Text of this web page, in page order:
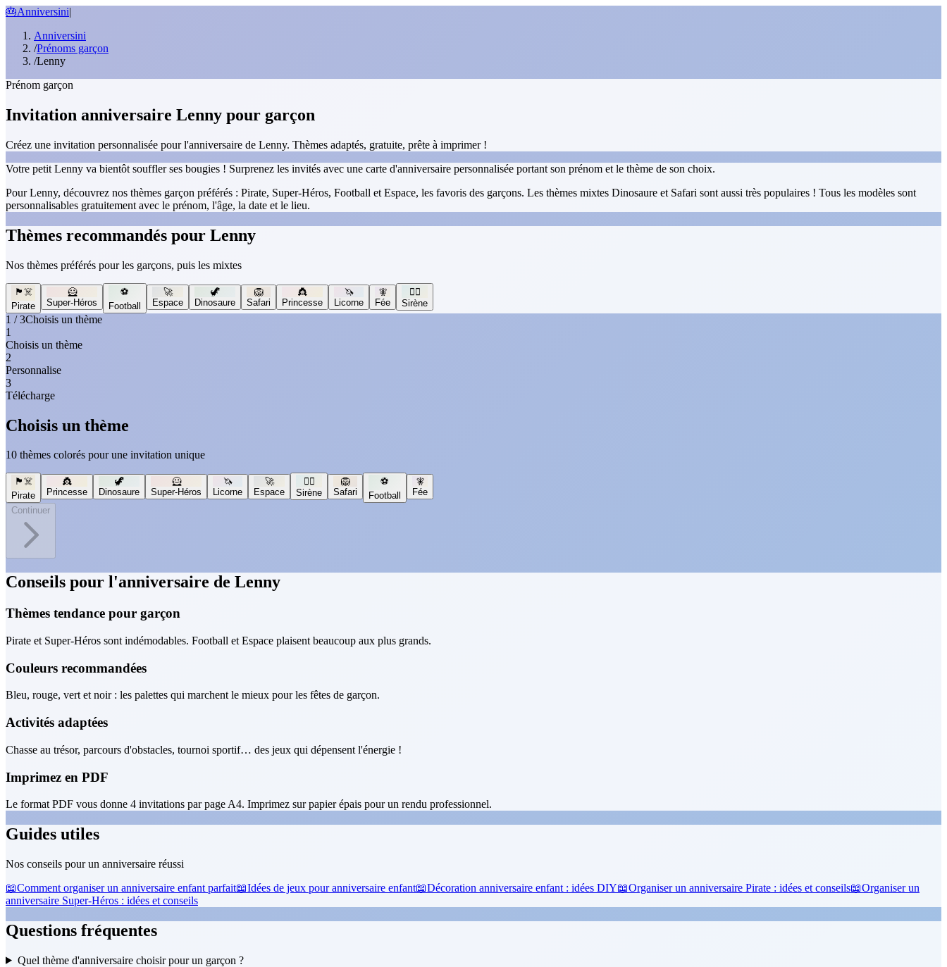
🎂Anniversini|
Anniversini
/Prénoms garçon
/Lenny
Prénom garçon
Invitation anniversaire Lenny pour garçon
Créez une invitation personnalisée pour l'anniversaire de Lenny. Thèmes adaptés, gratuite, prête à imprimer !
Votre petit Lenny va bientôt souffler ses bougies ! Surprenez les invités avec une carte d'anniversaire personnalisée portant son prénom et le thème de son choix.
Pour Lenny, découvrez nos thèmes garçon préférés : Pirate, Super-Héros, Football et Espace, les favoris des garçons. Les thèmes mixtes Dinosaure et Safari sont aussi très populaires ! Tous les modèles sont
personnalisables gratuitement avec le prénom, l'âge, la date et le lieu.
Thèmes recommandés pour Lenny
Nos thèmes préférés pour les garçons, puis les mixtes
🏴‍☠️
Pirate
🦸
Super-Héros
⚽
Football
🚀
Espace
🦖
Dinosaure
🦁
Safari
👸
Princesse
🦄
Licorne
🧚
Fée
🧜‍♀️
Sirène
1 / 3Choisis un thème
1
Choisis un thème
2
Personnalise
3
Télécharge
Choisis un thème
10 thèmes colorés pour une invitation unique
🏴‍☠️
Pirate
👸
Princesse
🦖
Dinosaure
🦸
Super-Héros
🦄
Licorne
🚀
Espace
🧜‍♀️
Sirène
🦁
Safari
⚽
Football
🧚
Fée
Continuer
Conseils pour l'anniversaire de Lenny
Thèmes tendance pour garçon
Pirate et Super-Héros sont indémodables. Football et Espace plaisent beaucoup aux plus grands.
Couleurs recommandées
Bleu, rouge, vert et noir : les palettes qui marchent le mieux pour les fêtes de garçon.
Activités adaptées
Chasse au trésor, parcours d'obstacles, tournoi sportif… des jeux qui dépensent l'énergie !
Imprimez en PDF
Le format PDF vous donne 4 invitations par page A4. Imprimez sur papier épais pour un rendu professionnel.
Guides utiles
Nos conseils pour un anniversaire réussi
📖Comment organiser un anniversaire enfant parfait📖Idées de jeux pour anniversaire enfant📖Décoration anniversaire enfant : idées DIY📖Organiser un anniversaire Pirate : idées et conseils📖Organiser un
anniversaire Super-Héros : idées et conseils
Questions fréquentes
Quel thème d'anniversaire choisir pour un garçon ?